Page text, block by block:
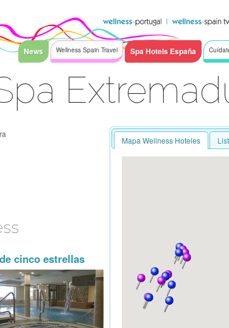
News Wellness Spain Travel Spa Hotels España
cinco estrellas
Mapa Wellness Hoteles